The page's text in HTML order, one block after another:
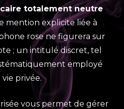
totalement neutre
mention explicite liée à
rose ne figurera sur
; un intitulé discret, tel
employé
privée.
vous permet de gérer